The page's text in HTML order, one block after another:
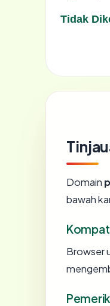
Tidak
Domain
bawah
Browser